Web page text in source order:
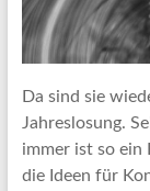
Da sind sie
Jahreslosung.
immer ist so ein
die Ideen für